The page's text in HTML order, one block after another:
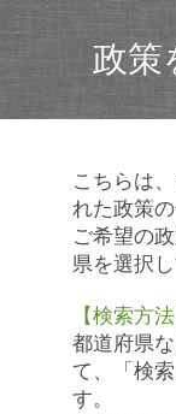
政策
こちらは
れた政策の
ご希望の
県を選択
【検索方法
都道府県
て、「検
す。